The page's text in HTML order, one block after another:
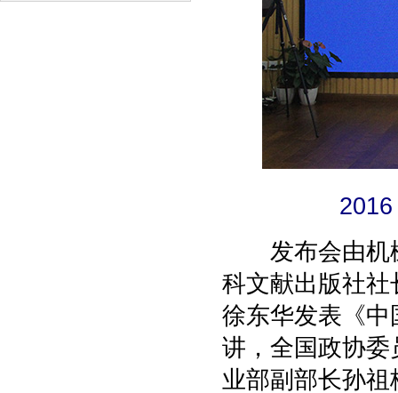
发布会由机械
科文献出版社
徐东华发表《
讲，全国政协
业部副部长孙